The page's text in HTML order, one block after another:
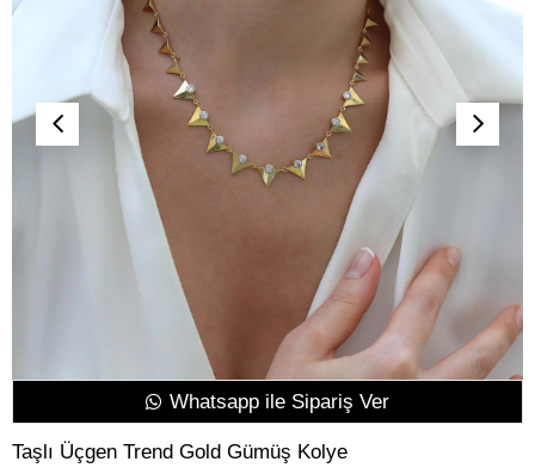
Whatsapp ile Sipariş Ver
Taşlı Üçgen Trend Gold Gümüş Kolye